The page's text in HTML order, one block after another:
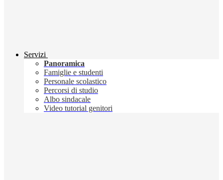
Servizi
Panoramica
Famiglie e studenti
Personale scolastico
Percorsi di studio
Albo sindacale
Video tutorial genitori